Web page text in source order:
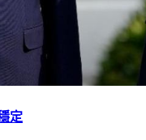
定